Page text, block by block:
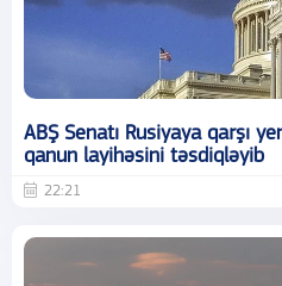
ABŞ Senatı Rusiyaya qarşı
qanun layihəsini təsdiqləyib
22:21